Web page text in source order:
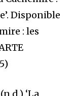
Disponible
: les